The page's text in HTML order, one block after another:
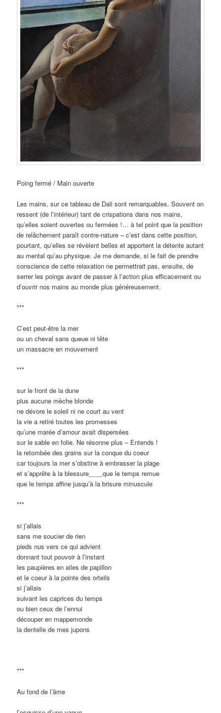
Poing fermé / Main ouverte
Les mains, sur ce tableau de Dali sont remarquables. Souvent on
ressent (de l’intérieur) tant de crispations dans nos mains,
qu’elles soient ouvertes ou fermées !… à tel point que la position
de relâchement paraît contre-nature – c’est dans cette position,
pourtant, qu’elles se révèlent belles et apportent la détente autant
au mental qu’au physique. Je me demande, si le fait de prendre
conscience de cette relaxation ne permettrait pas, ensuite, de
serrer les poings avant de passer à l’action plus efficacement ou
d’ouvrir nos mains au monde plus généreusement.
***
C’est peut-être la mer
ou un cheval sans queue ni tête
un massacre en mouvement
***
sur le front de la dune
plus aucune mèche blonde
ne dévore le soleil ni ne court au vent
la vie a retiré toutes les promesses
qu’une marée d’amour avait dispersées
sur le sable en folie. Ne résonne plus – Entends !
la retombée des grains sur la conque du coeur
car toujours la mer s’obstine à embrasser la plage
et s’apprête à la blessure____que le temps remue
que le temps affine jusqu’à la brisure minuscule
***
si j’allais
sans me soucier de rien
pieds nus vers ce qui advient
donnant tout pouvoir à l’instant
les paupières en ailes de papillon
et le coeur à la pointe des orteils
si j’allais
suivant les caprices du temps
ou bien ceux de l’ennui
découper en mappemonde
la dentelle de mes jupons
***
Au fond de l’âme